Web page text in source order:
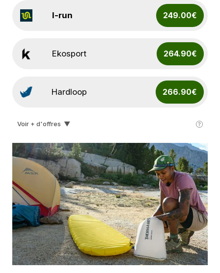
I-run 249.00€
Ekosport 264.90€
Hardloop 266.90€
Snowleader 267.90€
Voir + d'offres ▼